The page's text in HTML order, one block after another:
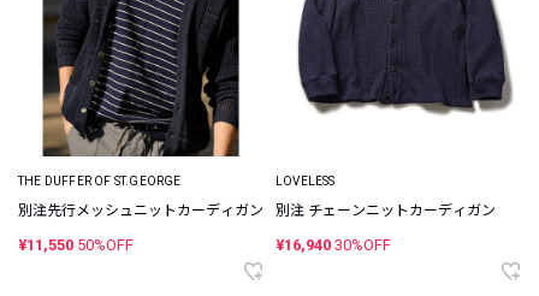
THE DUFFER OF ST.GEORGE
別注先行メッシュニットカーディガン
¥11,550 50%OFF
LOVELESS
別注 チェーンニットカーディガン
¥16,940 30%OFF